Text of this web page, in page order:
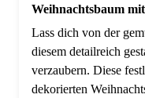
Weihnachtsbaum
Lass dich von der
diesem detailreich
verzaubern. Diese
dekorierten